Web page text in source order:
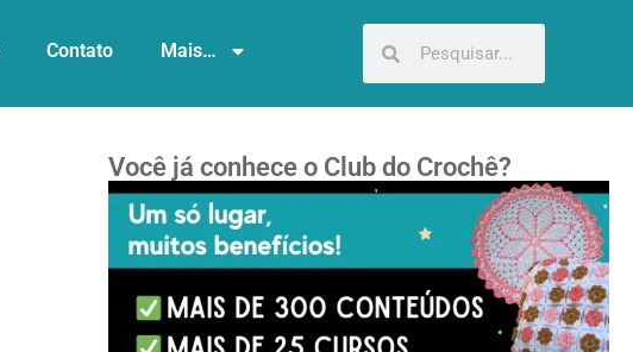
Contato Mais…
Você já conhece o Club do Crochê?